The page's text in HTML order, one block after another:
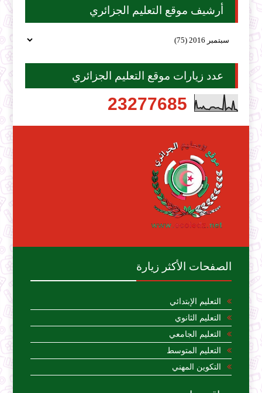
أرشيف موقع التعليم الجزائري
عدد زيارات موقع التعليم الجزائري
23277685
الصفحات الأكثر زيارة
التعليم الإبتدائي
التعليم الثانوي
التعليم الجامعي
التعليم المتوسط
التكوين المهني